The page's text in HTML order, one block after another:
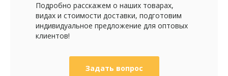
Подробно расскажем о наших товарах,
видах и стоимости доставки, подготовим
индивидуальное предложение для оптовых
клиентов!
Задать вопрос